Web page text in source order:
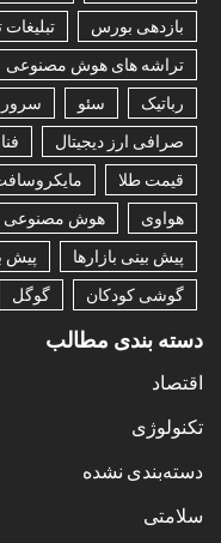
بازدهی بورس
تراشه های هوش مصنوعی
رباتیک
سئو
صرافی ارز دیجیتال
قیمت طلا
هواوی
هوش مصنوعی
پیش بینی بازارها
پیش
گوشی کودکان
گوگل
دسته بندی مطالب
اقتصاد
تکنولوژی
دسته‌بندی نشده
سلامتی